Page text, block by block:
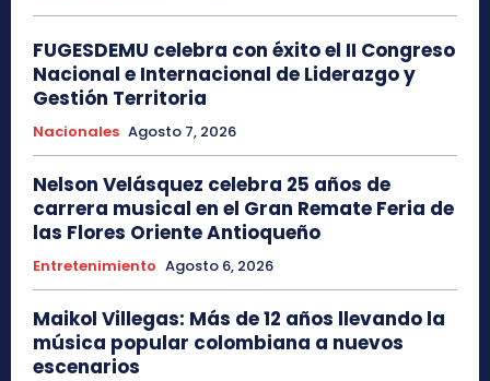
FUGESDEMU celebra con éxito el II Congreso
Nacional e Internacional de Liderazgo y
Gestión Territoria
Nacionales Agosto 7, 2026
Nelson Velásquez celebra 25 años de
carrera musical en el Gran Remate Feria de
las Flores Oriente Antioqueño
Entretenimiento Agosto 6, 2026
Maikol Villegas: Más de 12 años llevando la
música popular colombiana a nuevos
escenarios